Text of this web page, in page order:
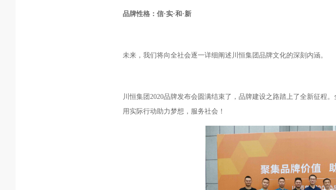
品牌性格：信·实·和·新
未来，我们将向全社会逐一详细阐述川恒集团品牌文化的深刻内涵。
川恒集团2020品牌发布会圆满结束了，品牌建设之路踏上了全新征程
用实际行动助力梦想，服务社会！